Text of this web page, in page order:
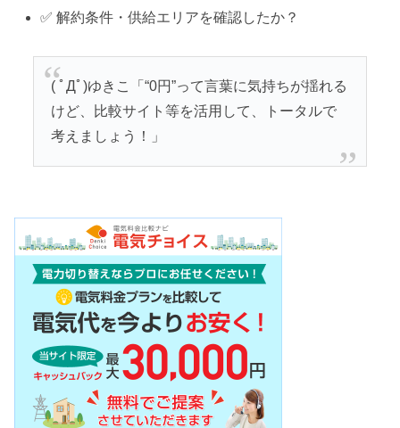
✅ 解約条件・供給エリアを確認したか？
( ﾟДﾟ)ゆきこ「“0円”って言葉に気持ちが揺れる
けど、比較サイト等を活用して、トータルで
考えましょう！」